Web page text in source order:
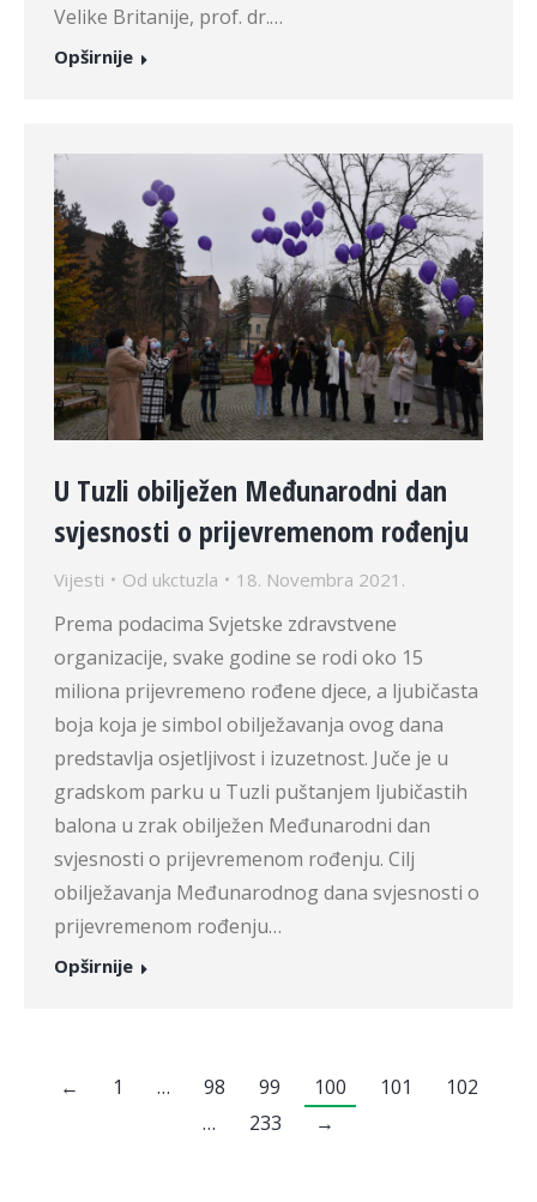
Velike Britanije, prof. dr.…
Opširnije
U Tuzli obilježen Međunarodni dan
svjesnosti o prijevremenom rođenju
Vijesti Od ukctuzla 18. Novembra 2021.
Prema podacima Svjetske zdravstvene
organizacije, svake godine se rodi oko 15
miliona prijevremeno rođene djece, a ljubičasta
boja koja je simbol obilježavanja ovog dana
predstavlja osjetljivost i izuzetnost. Juče je u
gradskom parku u Tuzli puštanjem ljubičastih
balona u zrak obilježen Međunarodni dan
svjesnosti o prijevremenom rođenju. Cilj
obilježavanja Međunarodnog dana svjesnosti o
prijevremenom rođenju…
Opširnije
← 1 … 98 99 100 101
102
…
233 →